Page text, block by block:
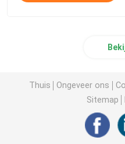
Thuis Ongeveer ons
Sitemap